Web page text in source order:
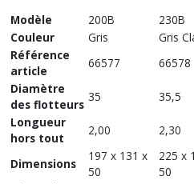
Modèle
200B 230B
Couleur
Gris Gris
Référence
article
66577 66578
Diamètre
des flotteurs
35 35,5
Longueur
hors tout
2,00 2,30
Dimensions
197 x 131 x
50
225 x
50